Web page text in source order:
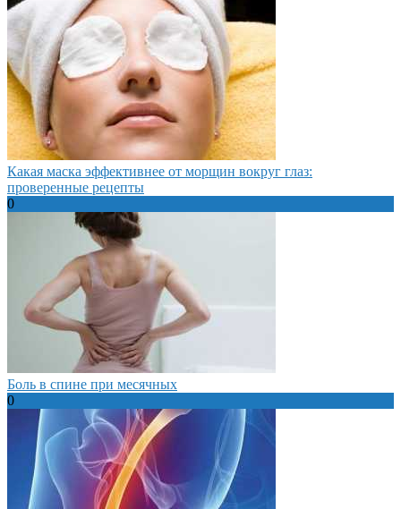
Какая маска эффективнее от морщин вокруг глаз:
проверенные рецепты
0
Боль в спине при месячных
0